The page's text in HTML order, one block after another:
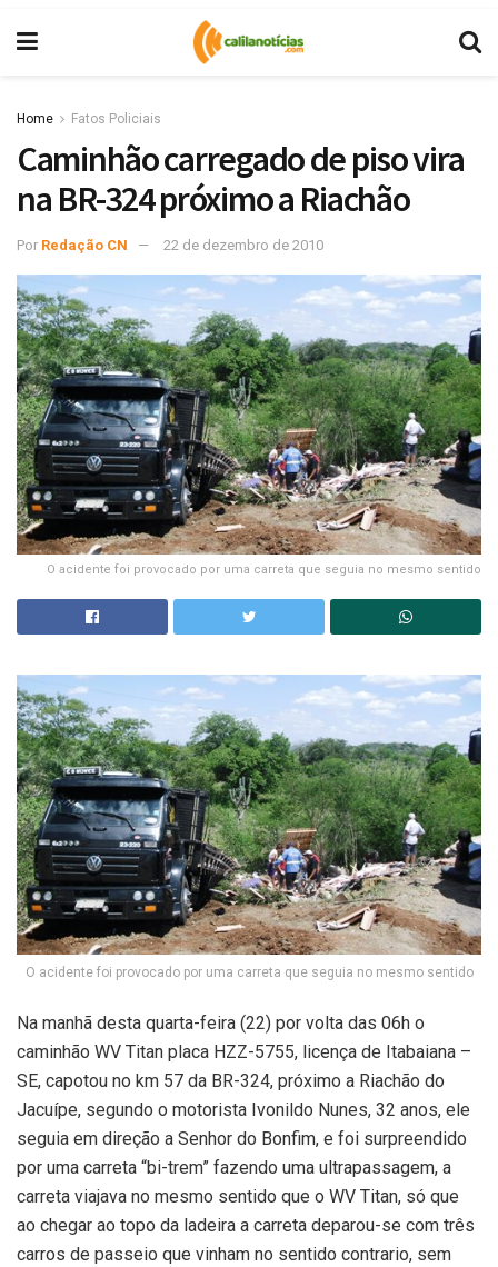
Home Fatos Policiais
Caminhão carregado de piso vira
na BR-324 próximo a Riachão
Por Redação CN 22 de dezembro de 2010
O acidente foi provocado por uma carreta que seguia no mesmo sentido
O acidente foi provocado por uma carreta que seguia no mesmo sentido
Na manhã desta quarta-feira (22) por volta das 06h o
caminhão WV Titan placa HZZ-5755, licença de Itabaiana –
SE, capotou no km 57 da BR-324, próximo a Riachão do
Jacuípe, segundo o motorista Ivonildo Nunes, 32 anos, ele
seguia em direção a Senhor do Bonfim, e foi surpreendido
por uma carreta “bi-trem” fazendo uma ultrapassagem, a
carreta viajava no mesmo sentido que o WV Titan, só que
ao chegar ao topo da ladeira a carreta deparou-se com três
carros de passeio que vinham no sentido contrario, sem